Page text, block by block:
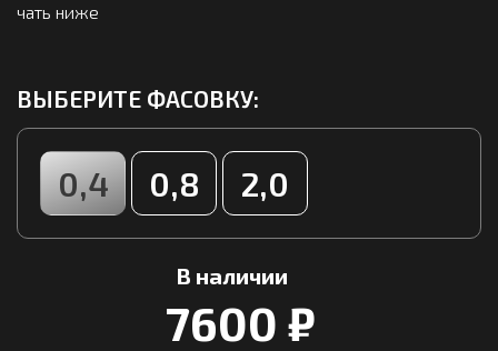
чать ни­же
ВЫБЕРИТЕ ФАСОВКУ:
0,4 0,8 2,0
В наличии
7600 ₽